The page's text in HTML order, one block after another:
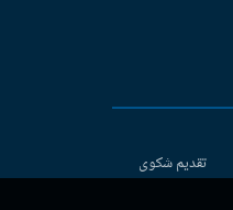
تقديم شكوى